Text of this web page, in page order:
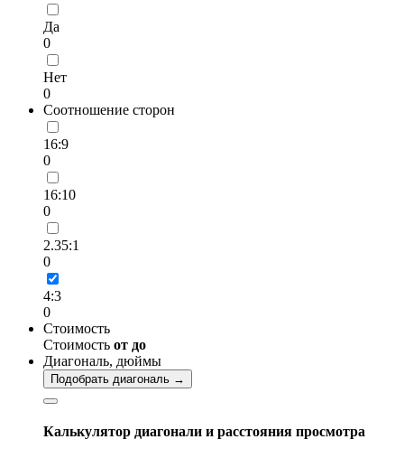
Да
0
Нет
0
Соотношение сторон
16:9
0
16:10
0
2.35:1
0
4:3
0
Стоимость
Стоимость от до
Диагональ, дюймы
Подобрать диагональ →
Калькулятор диагонали и расстояния просмотра